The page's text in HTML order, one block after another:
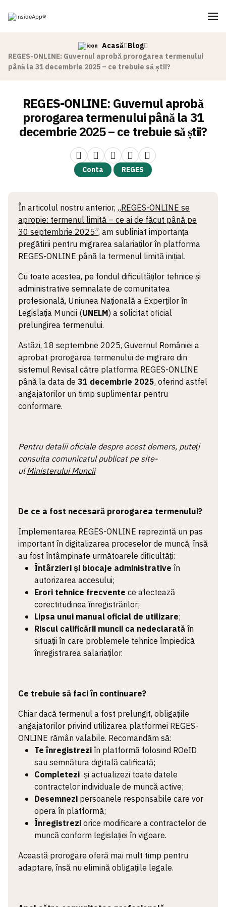
Acasă Blog
REGES-ONLINE: Guvernul aprobă prorogarea termenului
până la 31 decembrie 2025 – ce trebuie să știi?
REGES-ONLINE: Guvernul aprobă
prorogarea termenului până la 31
decembrie 2025 – ce trebuie să știi?
Conta REGES
În articolul nostru anterior, „REGES-ONLINE se
apropie: termenul limită – ce ai de făcut până pe
30 septembrie 2025”, am subliniat importanța
pregătirii pentru migrarea salariaților în platforma
REGES-ONLINE până la termenul limită inițial.
Cu toate acestea, pe fondul dificultăților tehnice și
administrative semnalate de comunitatea
profesională, Uniunea Națională a Experților în
Legislația Muncii (UNELM) a solicitat oficial
prelungirea termenului.
Astăzi, 18 septembrie 2025, Guvernul României a
aprobat prorogarea termenului de migrare din
sistemul Revisal către platforma REGES-ONLINE
până la data de 31 decembrie 2025, oferind astfel
angajatorilor un timp suplimentar pentru
conformare.
Pentru detalii oficiale despre acest demers, puteți
consulta comunicatul publicat pe site-
ulMinisterului Muncii
De ce a fost necesară prorogarea termenului?
Implementarea REGES-ONLINE reprezintă un pas
important în digitalizarea proceselor de muncă, însă
au fost întâmpinate următoarele dificultăți:
Întârzieri și blocaje administrative în
autorizarea accesului;
Erori tehnice frecvente ce afectează
corectitudinea înregistrărilor;
Lipsa unui manual oficial de utilizare;
Riscul calificării muncii ca nedeclaratăîn
situații în care problemele tehnice împiedică
înregistrarea salariaților.
Ce trebuie să faci în continuare?
Chiar dacă termenul a fost prelungit, obligațiile
angajatorilor privind utilizarea platformei REGES-
ONLINE rămân valabile. Recomandăm să:
Te înregistreziîn platformă folosind ROeID
sau semnătura digitală calificată;
Completezi și actualizezi toate datele
contractelor individuale de muncă active;
Desemnezi persoanele responsabile care vor
opera în platformă;
Înregistreziorice modificare a contractelor de
muncă conform legislației în vigoare.
Această prorogare oferă mai mult timp pentru
adaptare, însă nu elimină obligațiile legale.